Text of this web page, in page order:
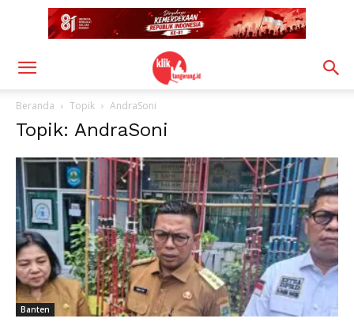
Beranda Topik AndraSoni
Topik: AndraSoni
Banten